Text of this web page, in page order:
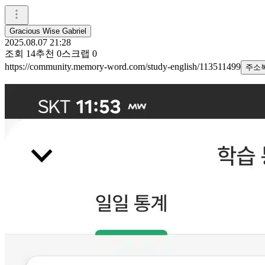
Gracious Wise Gabriel
2025.08.07 21:28
조회 14추천 0스크랩 0
https://community.memory-word.com/study-english/113511499 주소